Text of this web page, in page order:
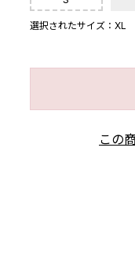
選択されたサイズ：XL
この